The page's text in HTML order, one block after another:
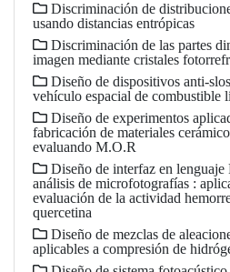
Discriminación de
usando distancias entrópicas
Discriminación de las partes
imagen mediante cristales
Diseño de dispositivos anti-
vehículo espacial de combustible
Diseño de experimentos
fabricación de materiales
evaluando M.O.R
Diseño de interfaz en lenguaje
análisis de microfotografías :
evaluación de la actividad
quercetina
Diseño de mezclas de
aplicables a compresión de